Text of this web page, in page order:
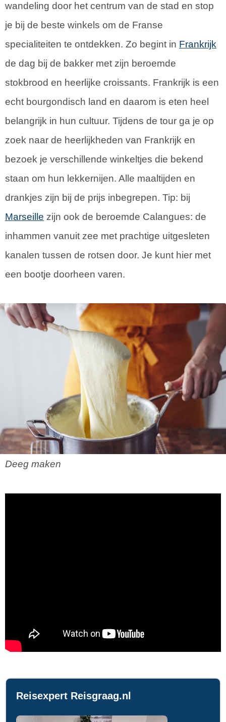
wandeling door het centrum van de stad en stop
je bij de beste winkels om de Franse
specialiteiten te ontdekken. Zo begint in Frankrijk
de dag bij de bakker met zijn beroemde
stokbrood en heerlijke croissants. Frankrijk is een
echt bourgondisch land en daarom is eten heel
belangrijk in hun cultuur. Tijdens de tour ga je op
zoek naar de heerlijkheden van Frankrijk en
bezoek je verschillende winkeltjes die bekend
staan om hun lekkernijen. Alle maaltijden en
drankjes zijn bij de prijs inbegrepen. Tip: bij
Marseille zijn ook de beroemde Calangues: de
inhammen vanuit zee met prachtige uitgesleten
kanalen tussen de rotsen door. Je kunt hier met
een bootje doorheen varen.
Deeg maken
Reisexpert Reisgraag.nl